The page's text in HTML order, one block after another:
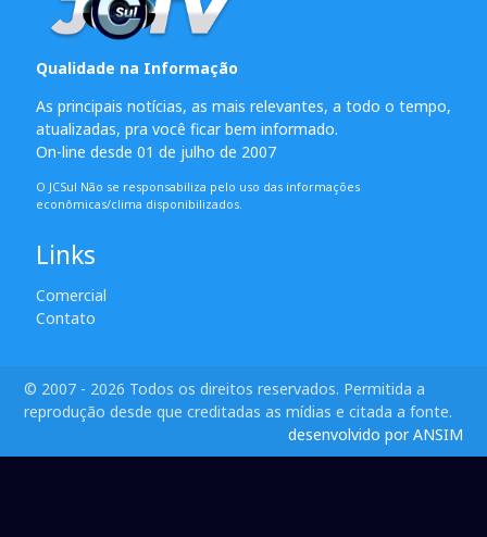
Qualidade na Informação
As principais notícias, as mais relevantes, a todo o tempo,
atualizadas, pra você ficar bem informado.
On-line desde 01 de julho de 2007
O JCSul Não se responsabiliza pelo uso das informações
econômicas/clima disponibilizados.
Links
Comercial
Contato
© 2007 - 2026 Todos os direitos reservados. Permitida a
reprodução desde que creditadas as mídias e citada a fonte.
desenvolvido por ANSIM